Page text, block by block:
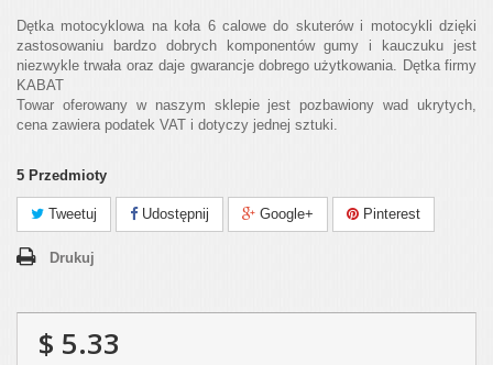
Dętka motocyklowa na koła 6 calowe do skuterów i motocykli dzięki
zastosowaniu bardzo dobrych komponentów gumy i kauczuku jest
niezwykle trwała oraz daje gwarancje dobrego użytkowania. Dętka firmy
KABAT
Towar oferowany w naszym sklepie jest pozbawiony wad ukrytych,
cena zawiera podatek VAT i dotyczy jednej sztuki.
5 Przedmioty
Tweetuj Udostępnij Google+ Pinterest
Drukuj
$ 5.33